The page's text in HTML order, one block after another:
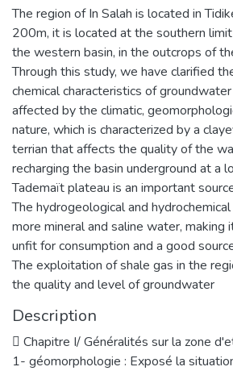
The region of In Salah is located in
200m, it is located at the southern
the western basin, in the outcrops of
Through this study, we have clarified
chemical characteristics of
affected by the climatic,
nature, which is characterized by a
terrian that affects the quality of the
recharging the basin underground at a
Tademaït plateau is an important
The hydrogeological and
more mineral and saline water, making
unfit for consumption and a good
The exploitation of shale gas in the
the quality and level of groundwater
Description
 Chapitre I/ Généralités sur la zone
1- géomorphologie : Exposé la